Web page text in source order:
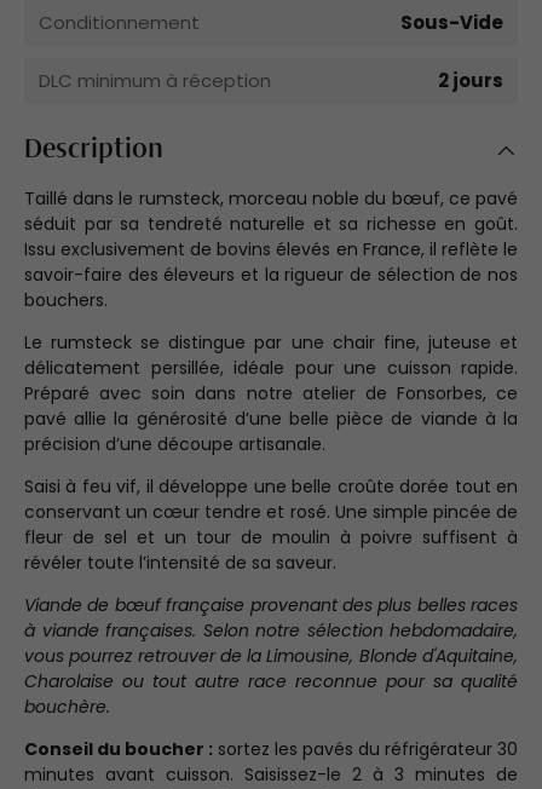
Description
Taillé dans le rumsteck, morceau noble du bœuf, ce pavé
séduit par sa tendreté naturelle et sa richesse en goût.
Issu exclusivement de bovins élevés en France, il reflète le
savoir-faire des éleveurs et la rigueur de sélection de nos
bouchers.
Le rumsteck se distingue par une chair fine, juteuse et
délicatement persillée, idéale pour une cuisson rapide.
Préparé avec soin dans notre atelier de Fonsorbes, ce
pavé allie la générosité d’une belle pièce de viande à la
précision d’une découpe artisanale.
Saisi à feu vif, il développe une belle croûte dorée tout en
conservant un cœur tendre et rosé. Une simple pincée de
fleur de sel et un tour de moulin à poivre suffisent à
révéler toute l’intensité de sa saveur.
Viande de bœuf française provenant des plus belles races
à viande françaises. Selon notre sélection hebdomadaire,
vous pourrez retrouver de la Limousine, Blonde d'Aquitaine,
Charolaise ou tout autre race reconnue pour sa qualité
bouchère.
Conseil du boucher : sortez les pavés du réfrigérateur 30
minutes avant cuisson. Saisissez-le 2 à 3 minutes de
Conditionnement Sous-Vide
DLC minimum à réception 2 jours